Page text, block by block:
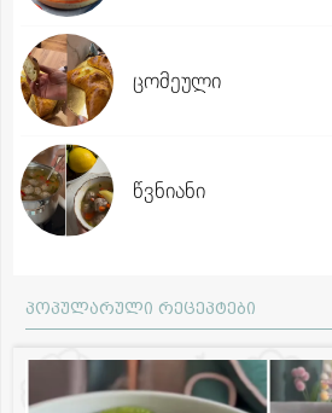
ცომეული
წვნიანი
პოპულარული რეცეპტები